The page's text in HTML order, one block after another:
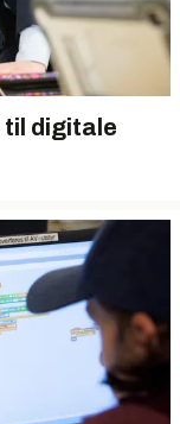
til digitale